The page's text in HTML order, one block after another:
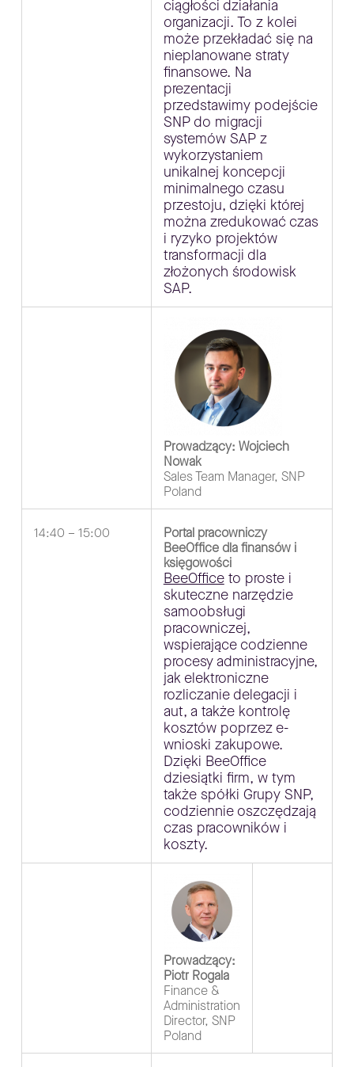
ciągłości działania
organizacji. To z kolei
może przekładać się na
nieplanowane straty
finansowe. Na
prezentacji
przedstawimy podejście
SNP do migracji
systemów SAP z
wykorzystaniem
unikalnej koncepcji
minimalnego czasu
przestoju, dzięki której
można zredukować czas
i ryzyko projektów
transformacji dla
złożonych środowisk
SAP.
Prowadzący: Wojciech
Nowak
Sales Team Manager, SNP
Poland
14:40 – 15:00
Portal pracowniczy
BeeOffice dla finansów i
księgowości
BeeOfficeto proste i
skuteczne narzędzie
samoobsługi
pracowniczej,
wspierające codzienne
procesy administracyjne,
jak elektroniczne
rozliczanie delegacji i
aut, a także kontrolę
kosztów poprzez e-
wnioski zakupowe.
Dzięki BeeOffice
dziesiątki firm, w tym
także spółki Grupy SNP,
codziennie oszczędzają
czas pracowników i
koszty.
Prowadzący:
Piotr Rogala
Finance &
Administration
Director, SNP
Poland